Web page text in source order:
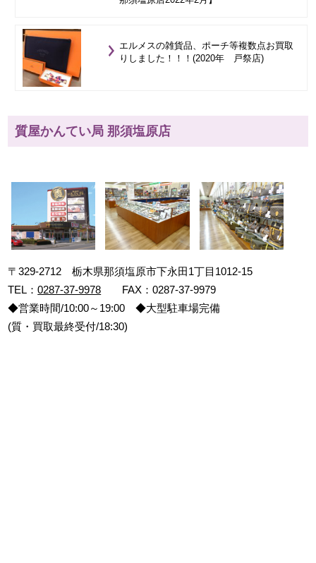
エルメスの雑貨品、ポーチ等複数点お買取
りしました！！！(2020年 戸祭店)
質屋かんてい局 那須塩原店
〒329-2712 栃木県那須塩原市下永田1丁目1012-15
TEL：0287-37-9978 FAX：0287-37-9979
◆営業時間/10:00～19:00 ◆大型駐車場完備
(質・買取最終受付/18:30)